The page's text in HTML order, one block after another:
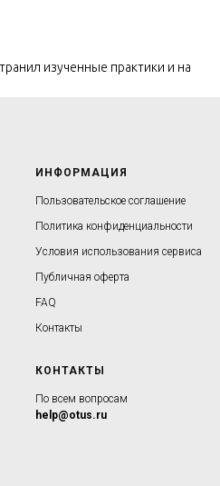
изученные практики и на
ИНФОРМАЦИЯ
Пользовательское соглашение
Политика конфиденциальности
Условия использования сервиса
Публичная оферта
FAQ
Контакты
КОНТАКТЫ
По всем вопросам
help@otus.ru